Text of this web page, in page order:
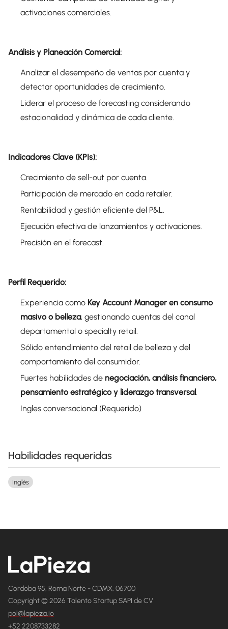
activaciones comerciales.
Análisis y Planeación Comercial:
Analizar el desempeño de ventas por cuenta y
detectar oportunidades de crecimiento.
Liderar el proceso de forecasting considerando
estacionalidad y dinámica de cada cliente.
Indicadores Clave (KPIs):
Crecimiento de sell-out por cuenta.
Participación de mercado en cada retailer.
Rentabilidad y gestión eficiente del P&L.
Ejecución efectiva de lanzamientos y activaciones.
Precisión en el forecast.
Perfil Requerido:
Experiencia como Key Account Manager en consumo
masivo o belleza, gestionando cuentas del canal
departamental o specialty retail.
Sólido entendimiento del retail de belleza y del
comportamiento del consumidor.
Fuertes habilidades de negociación, análisis financiero,
pensamiento estratégico y liderazgo transversal.
Ingles conversacional (Requerido)
Habilidades requeridas
Inglés
Cordoba 95, Roma Norte - CDMX, 06700
Copyright © 2026 Talento Startup SAPI de CV
pol@lapieza.io
+52 2208733282